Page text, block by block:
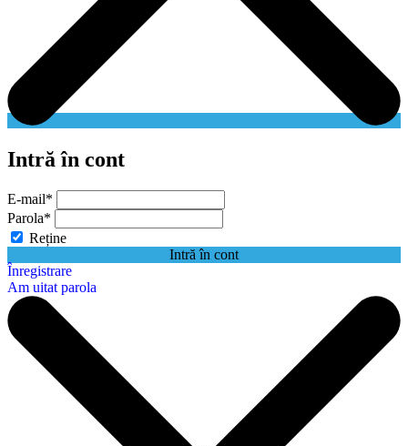
Intră în cont
E-mail*
Parola*
Reține
Intră în cont
Înregistrare
Am uitat parola